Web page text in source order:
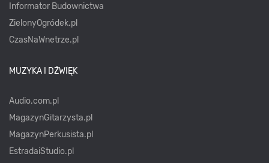
Informator Budownictwa
ZielonyOgródek.pl
CzasNaWnetrze.pl
MUZYKA I DŹWIĘK
Audio.com.pl
MagazynGitarzysta.pl
MagazynPerkusista.pl
EstradaiStudio.pl